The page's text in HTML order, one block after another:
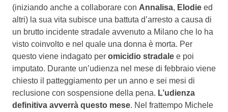
(iniziando anche a collaborare con Annalisa, Elodie ed
altri) la sua vita subisce una battuta d’arresto a causa di
un brutto incidente stradale avvenuto a Milano che lo ha
visto coinvolto e nel quale una donna è morta. Per
questo viene indagato per omicidio stradale e poi
imputato. Durante un’udienza nel mese di febbraio viene
chiesto il patteggiamento per un anno e sei mesi di
reclusione con sospensione della pena. L’udienza
definitiva avverrà questo mese. Nel frattempo Michele